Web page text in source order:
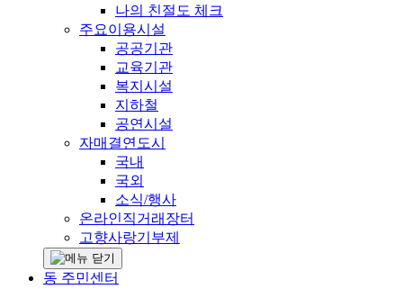
나의 친절도 체크
주요이용시설
공공기관
교육기관
복지시설
지하철
공연시설
자매결연도시
국내
국외
소식/행사
온라인직거래장터
고향사랑기부제
동 주민센터